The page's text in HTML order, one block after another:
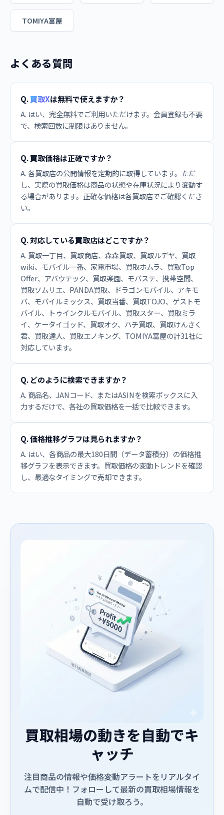
TOMIYA富屋
よくある質問
Q.買取Xは無料で使えますか？
A. はい、完全無料でご利用いただけます。会員登録も不要
で、検索回数に制限はありません。
Q. 買取価格は正確ですか？
A. 各買取店の公開情報を定期的に取得しています。ただ
し、実際の買取価格は商品の状態や在庫状況により変動す
る場合があります。正確な価格は各買取店でご確認くださ
い。
Q. 対応している買取店はどこですか？
A. 買取一丁目、買取商店、森森買取、買取ルデヤ、買取
wiki、モバイル一番、家電市場、買取ホムラ、買取Top
Offer、アバウテック、買取楽園、モバステ、携帯空間、
買取ソムリエ、PANDA買取、ドラゴンモバイル、アキモ
バ、モバイルミックス、買取当番、買取TOJO、ゲストモ
バイル、トゥインクルモバイル、買取スター、買取ミラ
イ、ケータイゴッド、買取オク、ハチ買取、買取けんさく
君、買取達人、買取エノキング、TOMIYA富屋の計31社に
対応しています。
Q. どのように検索できますか？
A. 商品名、JANコード、またはASINを検索ボックスに入
力するだけで、各社の買取価格を一括で比較できます。
Q. 価格推移グラフは見られますか？
A. はい、各商品の最大180日間（データ蓄積分）の価格推
移グラフを表示できます。買取価格の変動トレンドを確認
し、最適なタイミングで売却できます。
買取相場の動きを自動でキ
ャッチ
注目商品の情報や価格変動アラートをリアルタイ
ムで配信中！フォローして最新の買取相場情報を
自動で受け取ろう。